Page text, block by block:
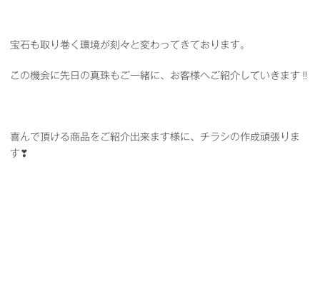
宝石も取り巻く環境が刻々と変わってきております。
この機会に先日の真珠もご一緒に、お客様へご紹介していきます‼
喜んで頂ける商品をご紹介出来ます様に、チラシの作成頑張りま
す❣